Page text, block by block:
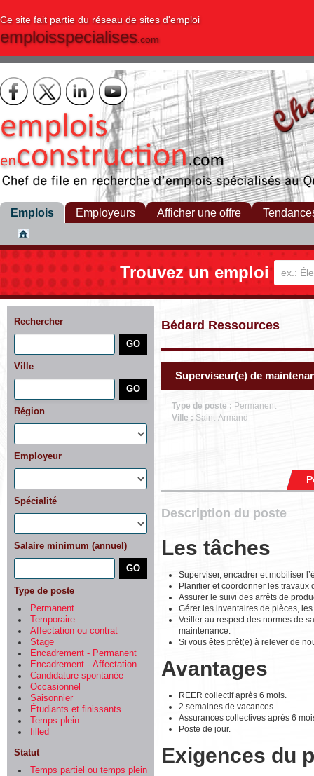
Ce site fait partie du réseau de sites d'emploi
emploisspecialises.com
Emplois Employeurs Afficher une offre
Trouvez un emploi
Rechercher
Ville
Région
Employeur
Spécialité
Salaire minimum (annuel)
Type de poste
Permanent
Temporaire
Affectation ou contrat
Stage
Encadrement - Permanent
Encadrement - Affectation
Candidature spontanée
Occasionnel
Saisonnier
Étudiants et finissants
Temps plein
filled
Statut
Temps partiel ou temps plein
Bédard Ressources
Superviseur(e) de
Type de poste : Permanent
Ville : Saint-Armand
Description du poste
Les tâches
Superviser, encadrer et mobiliser
Planifier et coordonner les travaux
Assurer le suivi des arrêts de
Gérer les inventaires de pièces,
Veiller au respect des normes de
maintenance.
Si vous êtes prêt(e) à relever de
Avantages
REER collectif après 6 mois.
2 semaines de vacances.
Assurances collectives après 6
Poste de jour.
Exigences du